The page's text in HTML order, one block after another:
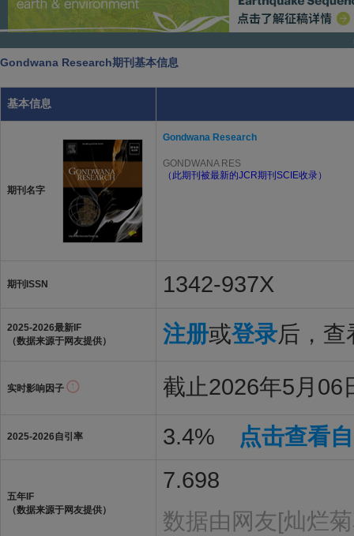
Gondwana Research期刊基本信息
基本信息
期刊名字
Gondwana Research
GONDWANA RES
（此期刊被最新的JCR期刊SCIE收录）
期刊ISSN 1342-937X
2025-2026最新IF
（数据来源于网友提供）
注册或登录后，查
实时影响因子 截止2026年5月06
2025-2026自引率 3.4% 点击查看
五年IF
（数据来源于网友提供）
7.698
数据由网友[灿烂